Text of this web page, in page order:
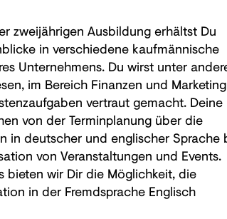
zweijährigen Ausbildung erhältst Du
in verschiedene kaufmännische
Unternehmens. Du wirst unter
im Bereich Finanzen und
vertraut gemacht. Deine
von der Terminplanung über die
in deutscher und englischer Sprache
von Veranstaltungen und Events.
bieten wir Dir die Möglichkeit, die
in der Fremdsprache Englisch